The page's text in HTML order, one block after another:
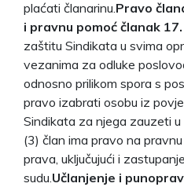
plaćati članarinu. Pravo
i pravnu pomoć članak 17.
zaštitu Sindikata u svima
vezanima za odluke
odnosno prilikom spora s
pravo izabrati osobu iz
Sindikata za njega zauzeti u
(3) član ima pravo na
prava, uključujući i
sudu. Učlanjenje i